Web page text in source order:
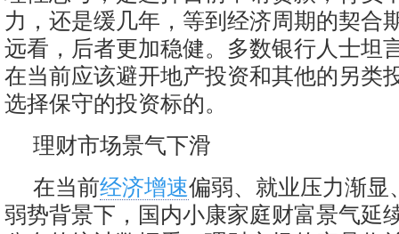
力，还是缓几年，等到经济周期的契合
远看，后者更加稳健。多数银行人士坦
在当前应该避开地产投资和其他的另类
选择保守的投资标的。
理财市场景气下滑
在当前经济增速偏弱、就业压力渐显
弱势背景下，国内小康家庭财富景气延